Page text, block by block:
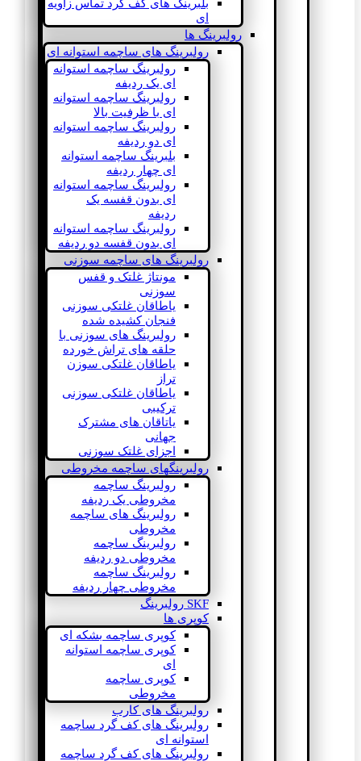
بلبرینگ های کف گرد تماس زاویه
ای
رولبرینگ ها
رولبرینگ های ساچمه استوانه ای
رولبرینگ ساچمه استوانه
ای یک ردیفه
رولبرینگ ساچمه استوانه
ای با ظرفیت بالا
رولبرینگ ساچمه استوانه
ای دو ردیفه
بلبرینگ ساچمه استوانه
ای چهار ردیفه
رولبرینگ ساچمه استوانه
ای بدون قفسه یک
ردیفه
رولبرینگ ساچمه استوانه
ای بدون قفسه دو ردیفه
رولبرینگ های ساچمه سوزنی
مونتاژ غلتک و قفس
سوزنی
یاطاقان غلتکی سوزنی
فنجان کشیده شده
رولبرینگ های سوزنی با
حلقه های تراش خورده
یاطاقان غلتکی سوزن
تراز
یاطاقان غلتکی سوزنی
ترکیبی
یاتاقان های مشترک
جهانی
اجزای غلتک سوزنی
رولبرینگهای ساچمه مخروطی
رولبرینگ ساچمه
مخروطی یک ردیفه
رولبرینگ های ساچمه
مخروطی
رولبرینگ ساچمه
مخروطی دو ردیفه
رولبرینگ ساچمه
مخروطی چهار ردیفه
SKF رولبرینگ
کوپری ها
کوپری ساچمه بشکه ای
کوپری ساچمه استوانه
ای
کوپری ساچمه
مخروطی
رولبرینگ های کارب
رولبرینگ های کف گرد ساچمه
استوانه ای
رولبرینگ های کف گرد ساچمه